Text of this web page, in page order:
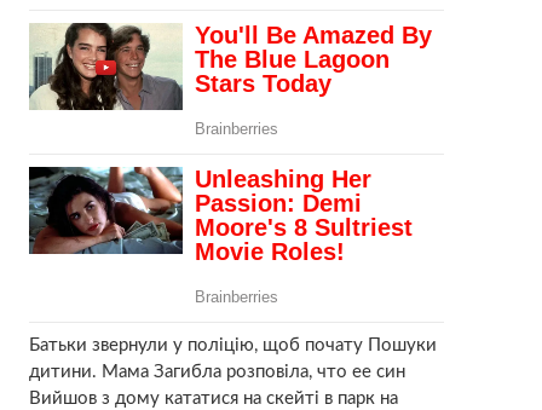
Батьки звернули у поліцію, щоб почату Пошуки
дитини. Мама Загибла розповіла, что ее син
Вийшов з дому кататися на скейті в парк на